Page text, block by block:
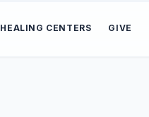
HEALING CENTERS GIVE